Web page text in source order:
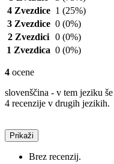
4 Zvezdice 1 (25%)
3 Zvezdice 0 (0%)
2 Zvezdici 0 (0%)
1 Zvezdica 0 (0%)
4 ocene
slovenščina - v tem jeziku
4 recenzije v drugih jezikih.
Prikaži
Brez recenzij.